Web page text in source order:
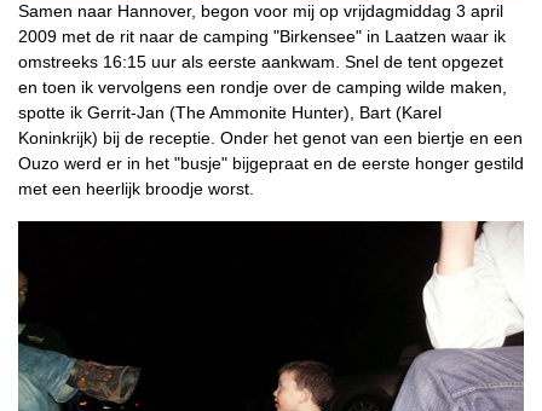
Samen naar Hannover, begon voor mij op vrijdagmiddag 3 april
2009 met de rit naar de camping "Birkensee" in Laatzen waar ik
omstreeks 16:15 uur als eerste aankwam. Snel de tent opgezet
en toen ik vervolgens een rondje over de camping wilde maken,
spotte ik Gerrit-Jan (The Ammonite Hunter), Bart (Karel
Koninkrijk) bij de receptie. Onder het genot van een biertje en een
Ouzo werd er in het "busje" bijgepraat en de eerste honger gestild
met een heerlijk broodje worst.